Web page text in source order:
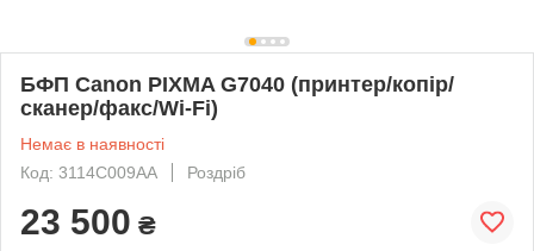
БФП Canon PIXMA G7040 (принтер/копір/
сканер/факс/Wi-Fi)
Немає в наявності
Код: 3114C009AA
Роздріб
23 500 ₴